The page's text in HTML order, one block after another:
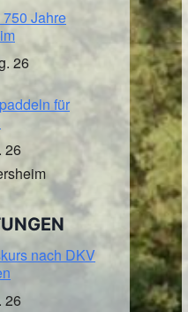
Jahre
26
für
26
nach DKV
26